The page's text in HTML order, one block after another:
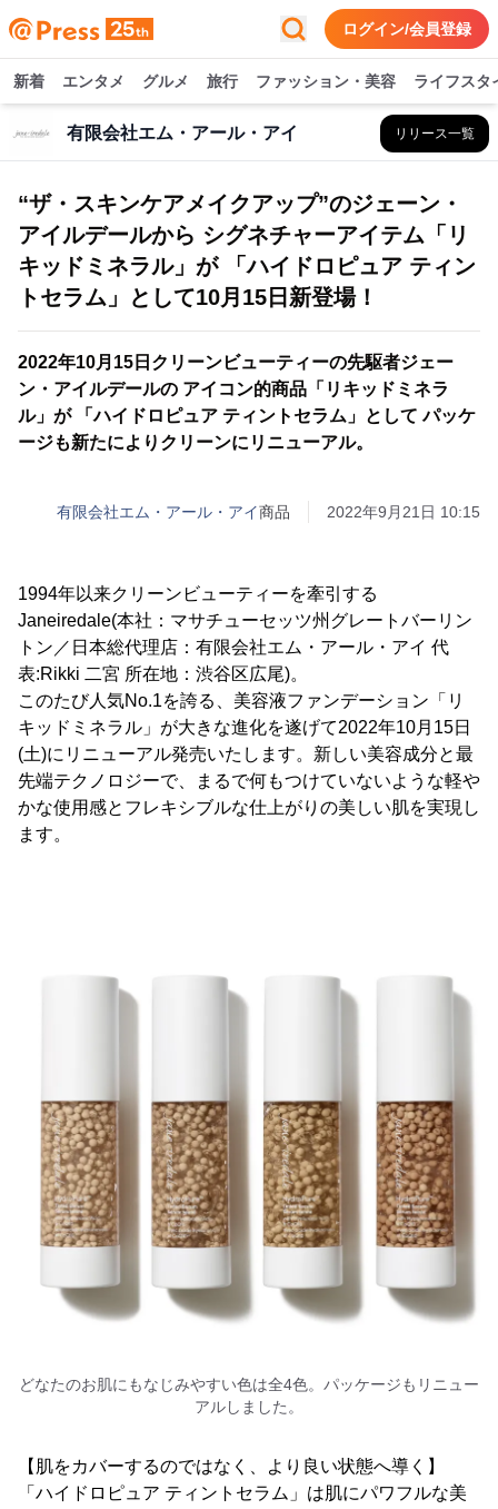
ログイン/会員登録
新着 エンタメ グルメ 旅行 ファッション・美容 ライフスタ
有限会社エム・アール・アイ リリース一覧
“ザ・スキンケアメイクアップ”のジェーン・
アイルデールから シグネチャーアイテム「リ
キッドミネラル」が 「ハイドロピュア ティン
トセラム」として10月15日新登場！
2022年10月15日クリーンビューティーの先駆者ジェー
ン・アイルデールの アイコン的商品「リキッドミネラ
ル」が 「ハイドロピュア ティントセラム」として パッケ
ージも新たによりクリーンにリニューアル。
有限会社エム・アール・アイ商品 2022年9月21日 10:15
1994年以来クリーンビューティーを牽引する
Janeiredale(本社：マサチューセッツ州グレートバーリン
トン／日本総代理店：有限会社エム・アール・アイ 代
表:Rikki 二宮 所在地：渋谷区広尾)。
このたび人気No.1を誇る、美容液ファンデーション「リ
キッドミネラル」が大きな進化を遂げて2022年10月15日
(土)にリニューアル発売いたします。新しい美容成分と最
先端テクノロジーで、まるで何もつけていないような軽や
かな使用感とフレキシブルな仕上がりの美しい肌を実現し
ます。
どなたのお肌にもなじみやすい色は全4色。パッケージもリニュー
アルしました。
【肌をカバーするのではなく、より良い状態へ導く】
「ハイドロピュア ティントセラム」は肌にパワフルな美